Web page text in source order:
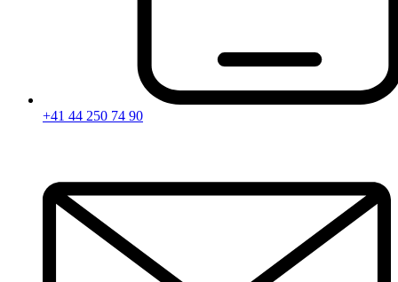
+41 44 250 74 90